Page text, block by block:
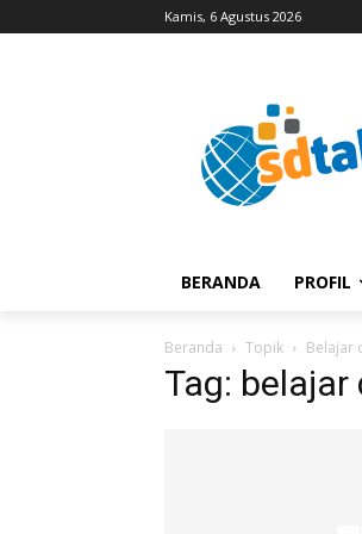
Kamis, 6 Agustus 2026
BERANDA PROFIL
Beranda Topik Belajar
Tag: belajar